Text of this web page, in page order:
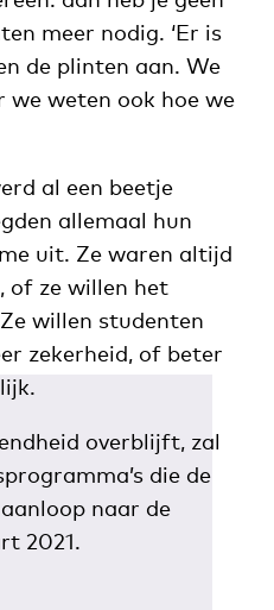
meer nodig. ‘Er is
de plinten aan. We
we weten ook hoe we
al een beetje
allemaal hun
uit. Ze waren altijd
of ze willen het
willen studenten
zekerheid, of beter
overblijft, zal
die de
naar de
2021.